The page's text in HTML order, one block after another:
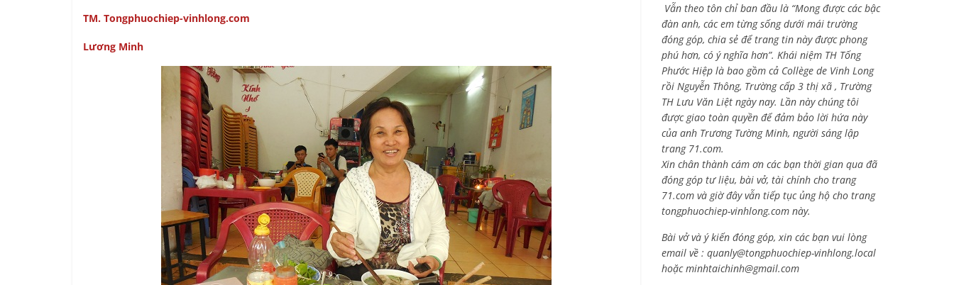
TM. Tongphuochiep-vinhlong.com
Lương Minh
Vẫn theo tôn chỉ ban đầu là “Mong được các bậc
đàn anh, các em từng sống dưới mái trường
đóng góp, chia sẻ để trang tin này được phong
phú hơn, có ý nghĩa hơn”. Khái niệm TH Tống
Phước Hiệp là bao gồm cả Collège de Vinh Long
rồi Nguyễn Thông, Trường cấp 3 thị xã , Trường
TH Lưu Văn Liệt ngày nay. Lần này chúng tôi
được giao toàn quyền để đảm bảo lời hứa này
của anh Trương Tường Minh, người sáng lập
trang 71.com.
Xin chân thành cám ơn các bạn thời gian qua đã
đóng góp tư liệu, bài vở, tài chính cho trang
71.com và giờ đây vẫn tiếp tục ủng hộ cho trang
tongphuochiep-vinhlong.com này.
Bài vở và ý kiến đóng góp, xin các bạn vui lòng
email về : quanly@tongphuochiep-vinhlong.local
hoặcminhtaichinh@gmail.com